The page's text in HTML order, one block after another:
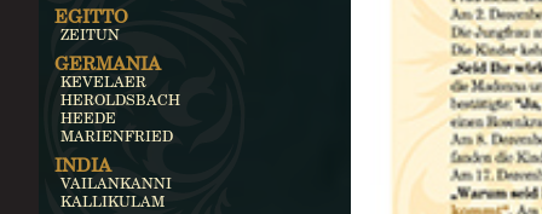
EGITTO
ZEITUN
GERMANIA
KEVELAER
HEROLDSBACH
HEEDE
MARIENFRIED
INDIA
VAILANKANNI
KALLIKULAM